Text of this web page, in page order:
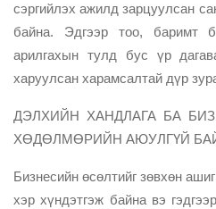
сэргийлэх ажилд зарцуулсан
байна. Эдгээр тоо, баримт
арилгахын тулд бус үр
харуулсан харамсалтай дүр
ДЭЛХИЙН ХАНДЛАГА БА
ХӨДӨЛМӨРИЙН АЮУЛГҮЙ
Бизнесийн өсөлтийг зөвхөн
хэр хүндэтгэж байна вэ